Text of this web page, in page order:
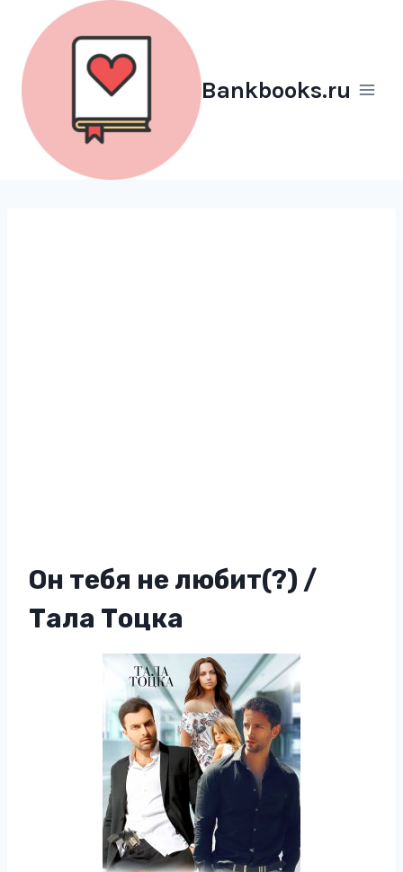
Перейти
содержимому
Bankbooks.ru
Он тебя не любит(?) /
Тала Тоцка